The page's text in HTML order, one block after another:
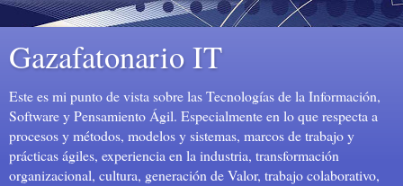
Gazafatonario IT
Este es mi punto de vista sobre las Tecnologías de la Información,
Software y Pensamiento Ágil. Especialmente en lo que respecta a
procesos y métodos, modelos y sistemas, marcos de trabajo y
prácticas ágiles, experiencia en la industria, transformación
organizacional, cultura, generación de Valor, trabajo colaborativo,